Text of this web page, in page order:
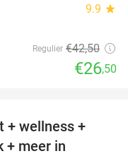
9.9 star
Regulier €42,50
€26,50
33%
+ wellness +
+ meer in